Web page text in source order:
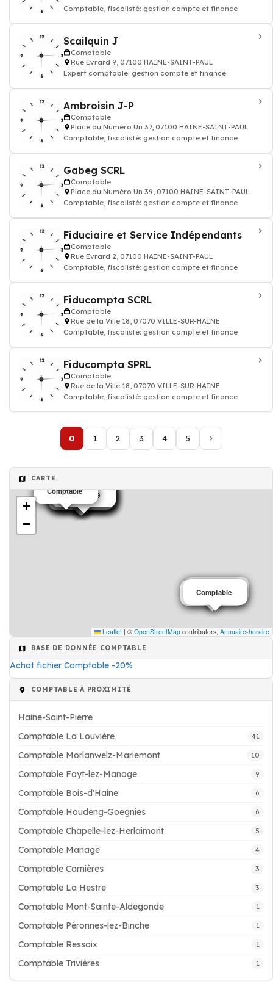
Comptable, fiscalisté: gestion compte et finance
Scailquin J
Comptable
Rue Evrard 9, 07100 HAINE-SAINT-PAUL
Expert comptable: gestion compte et finance
Ambroisin J-P
Comptable
Place du Numéro Un 37, 07100 HAINE-SAINT-PAUL
Comptable, fiscalisté: gestion compte et finance
Gabeg SCRL
Comptable
Place du Numéro Un 39, 07100 HAINE-SAINT-PAUL
Comptable, fiscalisté: gestion compte et finance
Fiduciaire et Service Indépendants
Comptable
Rue Evrard 2, 07100 HAINE-SAINT-PAUL
Comptable, fiscalisté: gestion compte et finance
Fiducompta SCRL
Comptable
Rue de la Ville 18, 07070 VILLE-SUR-HAINE
Comptable, fiscalisté: gestion compte et finance
Fiducompta SPRL
Comptable
Rue de la Ville 18, 07070 VILLE-SUR-HAINE
Comptable, fiscalisté: gestion compte et finance
0 1 2 3 4 5
CARTE
Comptable
Comptable
Comptable
Comptable
Comptable
Comptable
Comptable
Comptable
Comptable
Comptable
Comptable
Comptable
Comptable
Comptable
Comptable
Comptable
Comptable
Comptable
Comptable
Comptable
+
−
Leaflet | © OpenStreetMap contributors, Annuaire-horaire
BASE DE DONNÉE COMPTABLE
Achat fichier Comptable -20%
COMPTABLE À PROXIMITÉ
Haine-Saint-Pierre
Comptable La Louvière
41
Comptable Morlanwelz-Mariemont 10
Comptable Fayt-lez-Manage 9
Comptable Bois-d'Haine 6
Comptable Houdeng-Goegnies 6
Comptable Chapelle-lez-Herlaimont 5
Comptable Manage 4
Comptable Carnières 3
Comptable La Hestre 3
Comptable Mont-Sainte-Aldegonde 1
Comptable Péronnes-lez-Binche 1
Comptable Ressaix 1
Comptable Trivières 1